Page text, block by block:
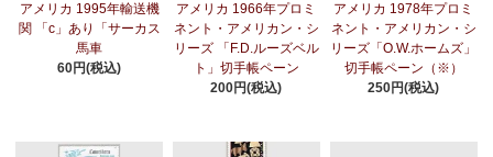
アメリカ 1995年輸送機
関 「c」あり「サーカス
馬車
60円(税込)
アメリカ 1966年プロミ
ネント・アメリカン・シ
リーズ 「F.D.ルーズベル
ト」切手帳ペーン
200円(税込)
アメリカ 1978年プロミ
ネント・アメリカン・シ
リーズ「O.W.ホームズ」
切手帳ペーン（※）
250円(税込)